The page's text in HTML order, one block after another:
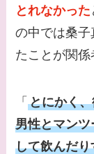
とれなかった
の中では桑
たことが関係
「とにかく
男性とマン
して飲んだ